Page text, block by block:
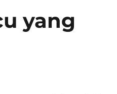
yang